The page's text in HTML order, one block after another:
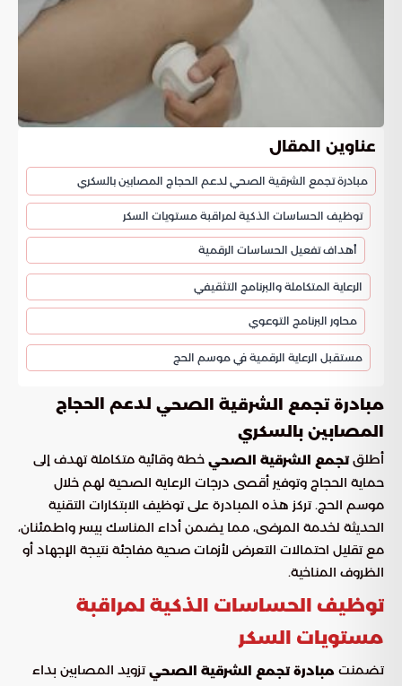
عناوين المقال
مبادرة تجمع الشرقية الصحي لدعم الحجاج المصابين بالسكري
توظيف الحساسات الذكية لمراقبة مستويات السكر
أهداف تفعيل الحساسات الرقمية
الرعاية المتكاملة والبرنامج التثقيفي
محاور البرنامج التوعوي
مستقبل الرعاية الرقمية في موسم الحج
مبادرة تجمع الشرقية الصحي لدعم الحجاج
المصابين بالسكري
أطلقتجمع الشرقية الصحي خطة وقائية متكاملة تهدف إلى
حماية الحجاج وتوفير أقصى درجات الرعاية الصحية لهم خلال
موسم الحج. تركز هذه المبادرة على توظيف الابتكارات التقنية
الحديثة لخدمة المرضى، مما يضمن أداء المناسك بيسر واطمئنان،
مع تقليل احتمالات التعرض لأزمات صحية مفاجئة نتيجة الإجهاد أو
الظروف المناخية.
توظيف الحساسات الذكية لمراقبة
مستويات السكر
تضمنت مبادرة تجمع الشرقية الصحيتزويد المصابين بداء